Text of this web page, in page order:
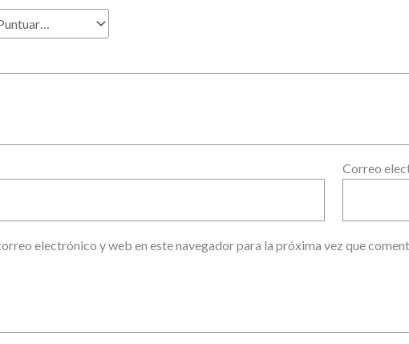
Correo
electrónico y web en este navegador para la próxima vez que